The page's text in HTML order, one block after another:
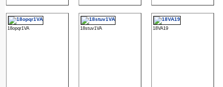
18opqr1VA 18stuv1VA 18VA19